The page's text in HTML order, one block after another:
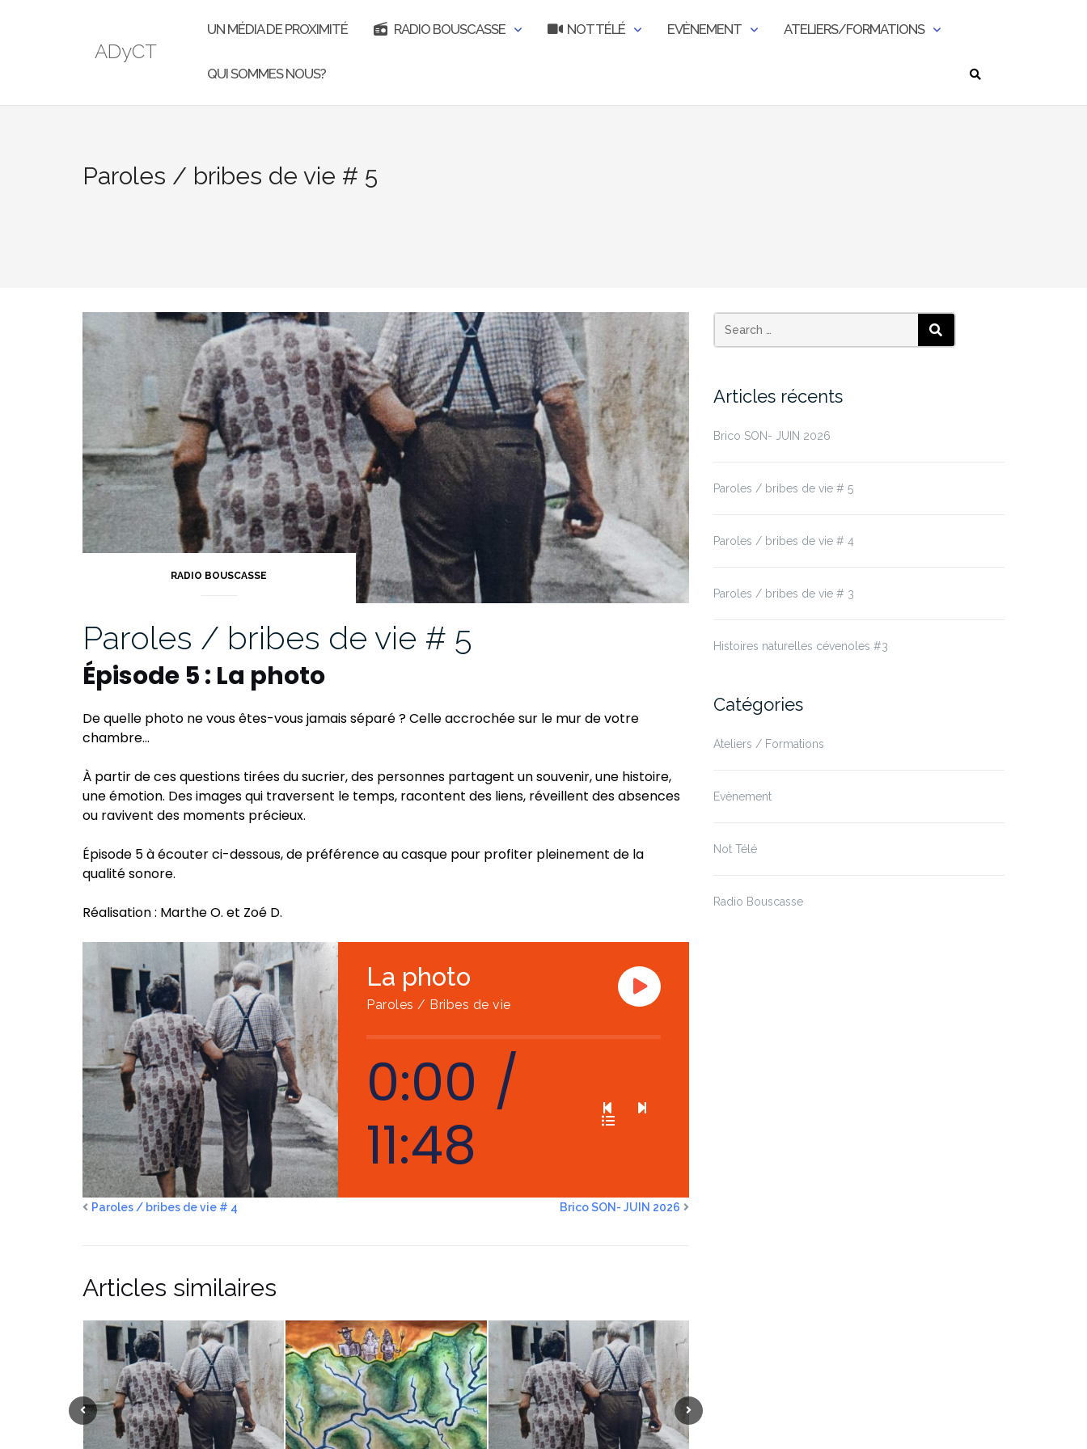
ADyCT
UN MÉDIA DE PROXIMITÉ RADIO BOUSCASSE NOT TÉLÉ EVÈNEMENT ATELIERS/FORMATIONS
QUI SOMMES NOUS?
Paroles / bribes de vie # 5
RADIO BOUSCASSE
Paroles / bribes de vie # 5
Épisode 5 : La photo
De quelle photo ne vous êtes-vous jamais séparé ? Celle accrochée sur le mur de votre
chambre…
À partir de ces questions tirées du sucrier, des personnes partagent un souvenir, une histoire,
une émotion. Des images qui traversent le temps, racontent des liens, réveillent des absences
ou ravivent des moments précieux.
Épisode 5 à écouter ci-dessous, de préférence au casque pour profiter pleinement de la
qualité sonore.
Réalisation : Marthe O. et Zoé D.
La photo
Paroles / Bribes de vie
0:00 /
11:48
Paroles / bribes de vie # 4 Brico SON- JUIN 2026
Articles similaires
Articles récents
Brico SON- JUIN 2026
Paroles / bribes de vie # 5
Paroles / bribes de vie # 4
Paroles / bribes de vie # 3
Histoires naturelles cévenoles #3
Catégories
Ateliers / Formations
Evènement
Not Télé
Radio Bouscasse